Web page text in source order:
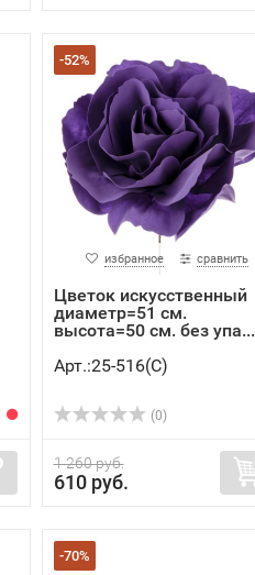
-52%
избранное сравнить
Цветок искусственный
диаметр=51 см.
высота=50 см. без упа...
Арт.:25-516(C)
(0)
1 260 руб.
610 руб.
-70%